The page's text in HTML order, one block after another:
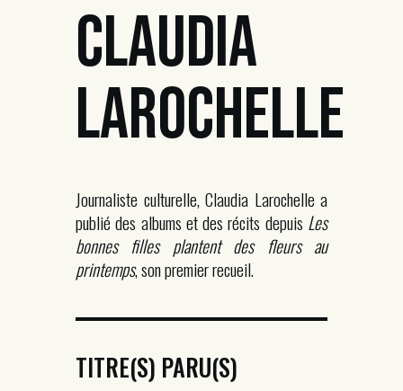
CLAUDIA
LAROCHELLE
Journaliste culturelle, Claudia Larochelle a
publié des albums et des récits depuis Les
bonnes filles plantent des fleurs au
printemps, son premier recueil.
TITRE(S) PARU(S)